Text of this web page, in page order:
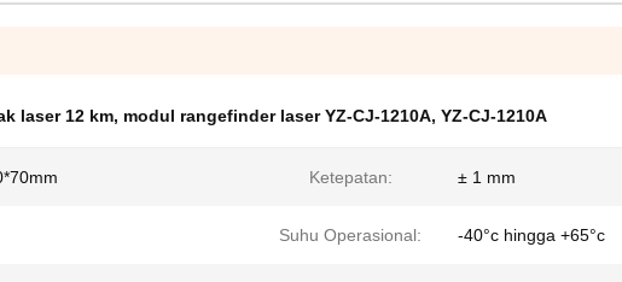
laser 12 km, modul rangefinder laser YZ-CJ-1210A, YZ-CJ-1210A
Ketepatan: ± 1 mm
Suhu Operasional: -40°c hingga +65°c